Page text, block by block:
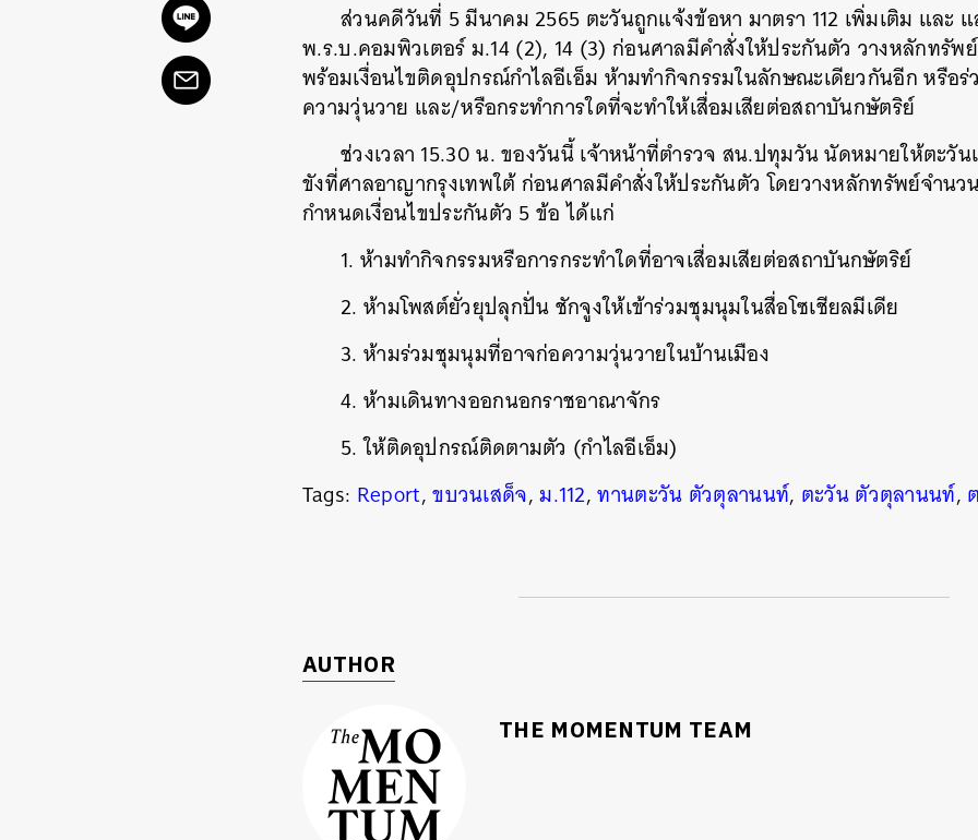
ส่วนคดีวันที่ 5 มีนาคม 2565 ตะวันถูกแจ้งข้อหา มาตรา 112 เพิ่มเติม และ
พ.ร.บ.คอมพิวเตอร์ ม.14 (2), 14 (3) ก่อนศาลมีคำสั่งให้ประกันตัว วางหลักทรัพ
พร้อมเงื่อนไขติดอุปกรณ์กำไลอีเอ็ม ห้ามทำกิจกรรมในลักษณะเดียวกันอีก หรือ
ความวุ่นวาย และ/หรือกระทำการใดที่จะทำให้เสื่อมเสียต่อสถาบันกษัตริย์
ช่วงเวลา 15.30 น. ของวันนี้ เจ้าหน้าที่ตำรวจ สน.ปทุมวัน นัดหมายให้ตะวั
ขังที่ศาลอาญากรุงเทพใต้ ก่อนศาลมีคำสั่งให้ประกันตัว โดยวางหลักทรัพย์จำน
กำหนดเงื่อนไขประกันตัว 5 ข้อ ได้แก่
1. ห้ามทำกิจกรรมหรือการกระทำใดที่อาจเสื่อมเสียต่อสถาบันกษัตริย์
2. ห้ามโพสต์ยั่วยุปลุกปั่น ชักจูงให้เข้าร่วมชุมนุมในสื่อโซเชียลมีเดีย
3. ห้ามร่วมชุมนุมที่อาจก่อความวุ่นวายในบ้านเมือง
4. ห้ามเดินทางออกนอกราชอาณาจักร
5. ให้ติดอุปกรณ์ติดตามตัว (กำไลอีเอ็ม)
Tags: Report,ขบวนเสด็จ,ม.112,ทานตะวัน ตัวตุลานนท์, ตะวัน ตัวตุลานนท์,
AUTHOR
THE MOMENTUM TEAM
ค้นหา
SHARE TWEET LINE EMAIL